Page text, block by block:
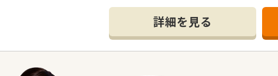
種や職域に合わせ、豊富な社内研修や外部組織と連携した研修
剤師が中心の会社だからこそ活躍できるキャリアパスが多種多
舗拡大に伴い、エリアマネジャーや営業部長等のマネジメントの
宅や教育等の専門性を活かせるスペシャリストを目指すことも
の他にも、管理部門や商品部門等の本社スタッフなど活動領域
宅実施店舗は年々増加しており、在宅医療へもしっかりと関わる
詳細を見る